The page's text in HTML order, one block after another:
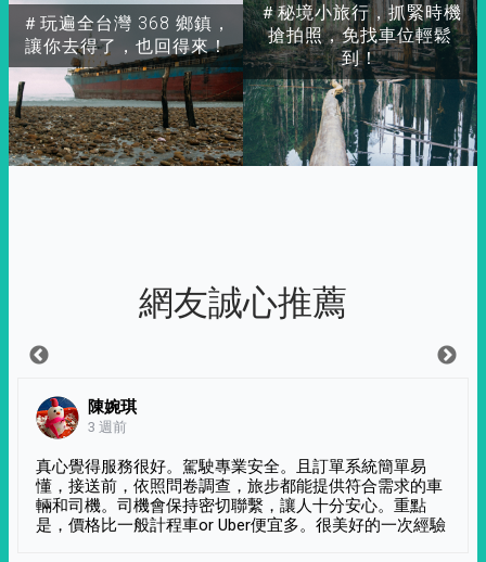
＃玩遍全台灣 368 鄉鎮，
讓你去得了，也回得來！
＃秘境小旅行，抓緊時機
搶拍照，免找車位輕鬆
到！
網友誠心推薦
陳婉琪
3 週前
真心覺得服務很好。駕駛專業安全。且訂單系統簡單易
懂，接送前，依照問卷調查，旅步都能提供符合需求的車
輛和司機。司機會保持密切聯繫，讓人十分安心。重點
是，價格比一般計程車or Uber便宜多。很美好的一次經驗